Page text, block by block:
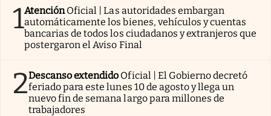
1AtenciónOficial | Las autoridades embargan
automáticamente los bienes, vehículos y cuentas
bancarias de todos los ciudadanos y extranjeros que
postergaron el Aviso Final
2Descanso extendido Oficial | El Gobierno decretó
feriado para este lunes 10 de agosto y llega un
nuevo fin de semana largo para millones de
trabajadores